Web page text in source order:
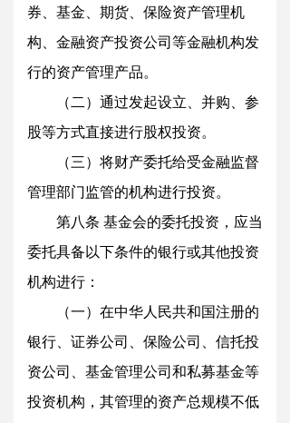
券、基金、期货、保险资产管理机
构、金融资产投资公司等金融机构发
行的资产管理产品。
（二）通过发起设立、并购、参
股等方式直接进行股权投资。
（三）将财产委托给受金融监督
管理部门监管的机构进行投资。
第八条 基金会的委托投资，应当
委托具备以下条件的银行或其他投资
机构进行：
（一）在中华人民共和国注册的
银行、证券公司、保险公司、信托投
资公司、基金管理公司和私募基金等
投资机构，其管理的资产总规模不低